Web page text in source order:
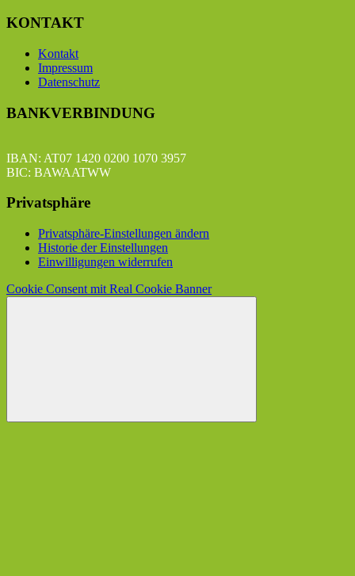
KONTAKT
Kontakt
Impressum
Datenschutz
BANKVERBINDUNG
IBAN: AT07 1420 0200 1070 3957
BIC: BAWAATWW
Privatsphäre
Privatsphäre-Einstellungen ändern
Historie der Einstellungen
Einwilligungen widerrufen
Cookie Consent mit Real Cookie Banner